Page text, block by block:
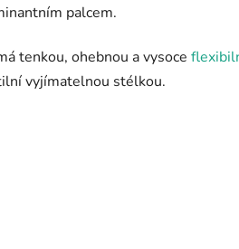
palcem.
tenkou, ohebnou a vysoce
vyjímatelnou stélkou.